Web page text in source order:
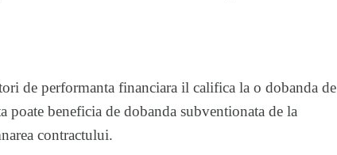
de performanta financiara il califica la o dobanda de
poate beneficia de dobanda subventionata de la
contractului.